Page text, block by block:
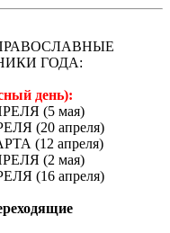
ГОДА:
день):
(5 мая)
(20 апреля)
(12 апреля)
(2 мая)
(16 апреля)